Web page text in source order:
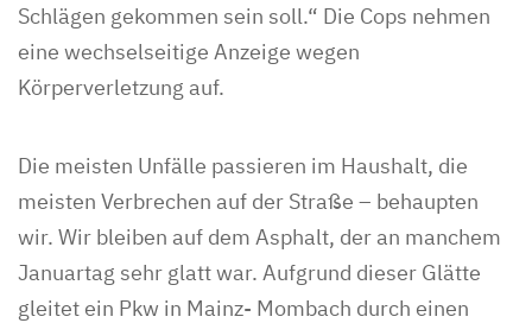
Schlägen gekommen sein soll.“ Die Cops nehmen
eine wechselseitige Anzeige wegen
Körperverletzung auf.
Die meisten Unfälle passieren im Haushalt, die
meisten Verbrechen auf der Straße – behaupten
wir. Wir bleiben auf dem Asphalt, der an manchem
Januartag sehr glatt war. Aufgrund dieser Glätte
gleitet ein Pkw in Mainz- Mombach durch einen